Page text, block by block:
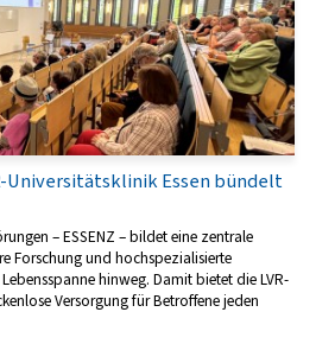
Universitätsklinik Essen bündelt
– ESSENZ – bildet eine zentrale
Forschung und hochspezialisierte
hinweg. Damit bietet die LVR-
Versorgung für Betroffene jeden